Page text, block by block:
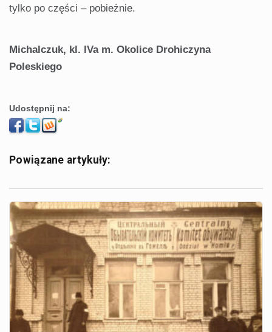
tylko po części – pobieżnie.
Michalczuk, kl. lVa m. Okolice Drohiczyna
Poleskiego
Udostępnij na:
Powiązane artykuły: